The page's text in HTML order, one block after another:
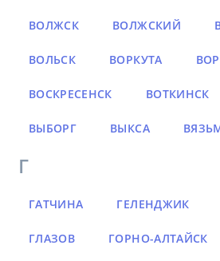
ВОЛЖСК ВОЛЖСКИЙ
ВОЛЬСК ВОРКУТА
ВОСКРЕСЕНСК ВОТКИНСК
ВЫБОРГ ВЫКСА
Г
ГАТЧИНА ГЕЛЕНДЖИК
ГЛАЗОВ ГОРНО-АЛТАЙСК